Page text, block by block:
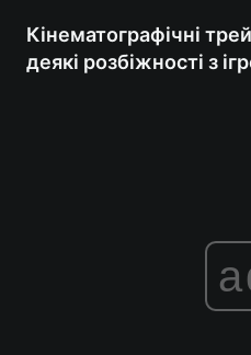
Кінематографічні
деякі розбіжності з